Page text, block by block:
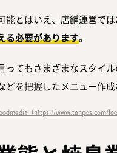
能とはいえ、店舗運営で
る必要があります。
ってもさまざまなスタイル
どを把握したメニュー作
（https://www.tenpos.com/